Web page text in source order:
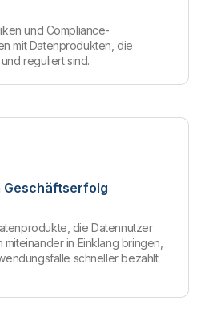
und Compliance-
mit Datenprodukten, die
reguliert sind.
Geschäftserfolg
die Datennutzer
in Einklang bringen,
schneller bezahlt